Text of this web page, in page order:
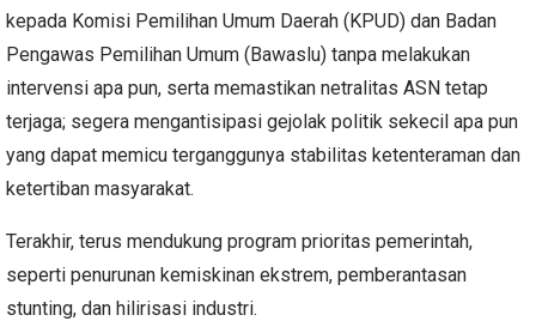
kepada Komisi Pemilihan Umum Daerah (KPUD) dan Badan
Pengawas Pemilihan Umum (Bawaslu) tanpa melakukan
intervensi apa pun, serta memastikan netralitas ASN tetap
terjaga; segera mengantisipasi gejolak politik sekecil apa pun
yang dapat memicu terganggunya stabilitas ketenteraman dan
ketertiban masyarakat.
Terakhir, terus mendukung program prioritas pemerintah,
seperti penurunan kemiskinan ekstrem, pemberantasan
stunting, dan hilirisasi industri.